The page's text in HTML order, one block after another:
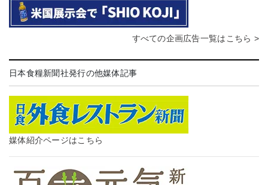
すべての企画広告一覧はこちら >
日本食糧新聞社発行の他媒体記事
媒体紹介ページはこちら